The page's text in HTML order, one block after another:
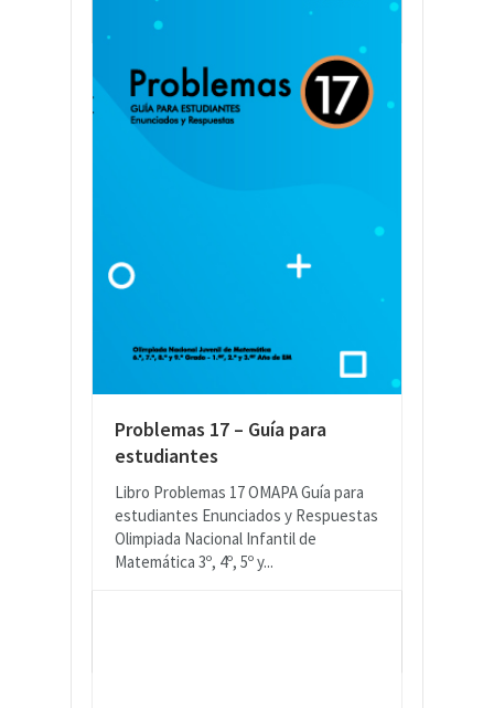
Problemas 17 – Guía para
estudiantes
Libro Problemas 17 OMAPA Guía para
estudiantes Enunciados y Respuestas
Olimpiada Nacional Infantil de
Matemática 3º, 4º, 5º y...